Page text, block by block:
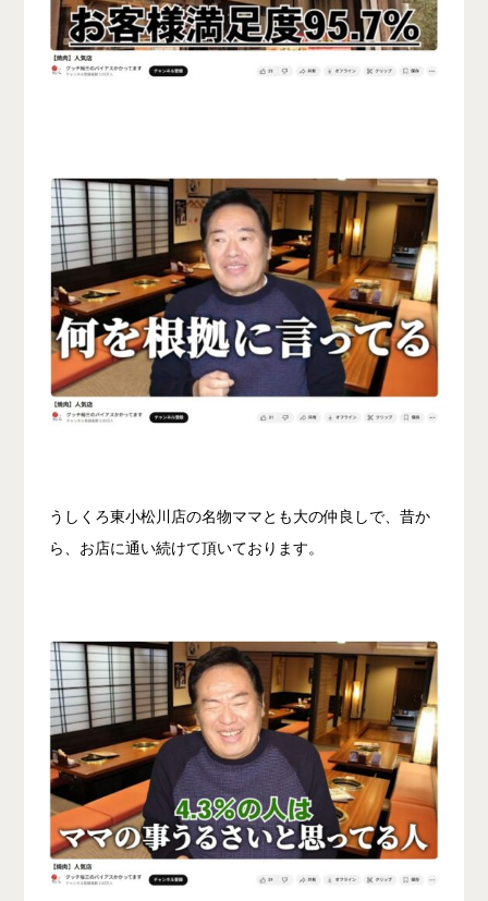
うしくろ東小松川店の名物ママとも大の仲良しで、昔か
ら、お店に通い続けて頂いております。